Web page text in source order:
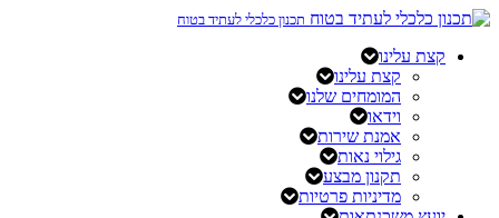
תכנון כלכלי לעתיד בטוח
קצת עלינו
קצת עלינו
המומחים שלנו
וידאו
אמנת שירות
גילוי נאות
תקנון מבצע
מדיניות פרטיות